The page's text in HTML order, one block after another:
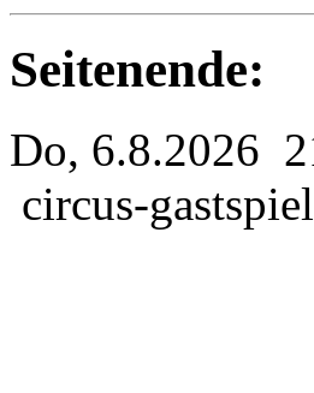
Seitenende:
Do, 6.8.2026
circus-